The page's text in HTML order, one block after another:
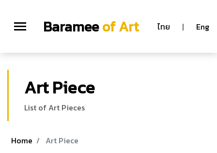
Barameeof Art ไทย | Eng
Art Piece
List of Art Pieces
Home Art Piece